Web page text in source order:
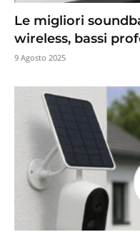
Le migliori
wireless, bassi
9 Agosto 2025